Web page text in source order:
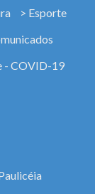
> Esporte
- COVID-19